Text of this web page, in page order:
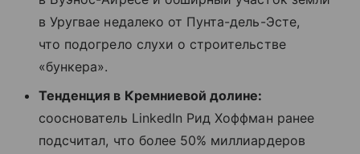
в Уругвае недалеко от Пунта-дель-Эсте,
что подогрело слухи о строительстве
«бункера».
Тенденция в Кремниевой долине:
сооснователь LinkedIn Рид Хоффман ранее
подсчитал, что более 50% миллиардеров